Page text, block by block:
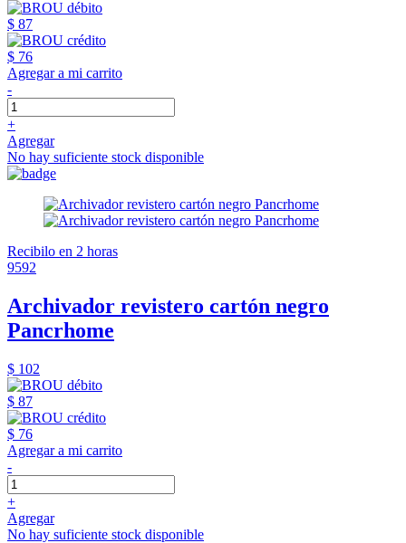
$ 87
$ 76
Agregar a mi carrito
-
+
Agregar
No hay suficiente stock disponible
Recibilo en 2 horas
9592
Archivador revistero cartón negro
Pancrhome
$ 102
$ 87
$ 76
Agregar a mi carrito
-
+
Agregar
No hay suficiente stock disponible